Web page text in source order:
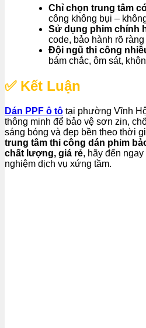
Chỉ chọn trung tâm
công không bụi –
Sử dụng phim chính
code, bảo hành rõ
Đội ngũ thi công
bám chắc, ôm sát,
✅ Kết Luận
Dán PPF ô tô tại phường Vĩnh
thông minh để bảo vệ sơn zin,
sáng bóng và đẹp bền theo thời
trung tâm thi công dán phim
chất lượng, giá rẻ, hãy đến ngay
nghiệm dịch vụ xứng tầm.